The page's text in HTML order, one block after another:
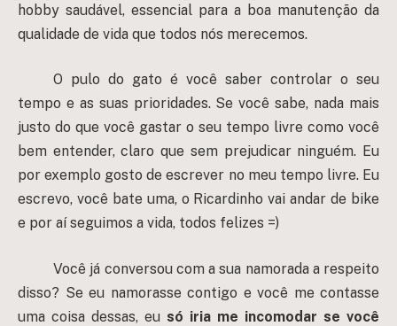
hobby saudável, essencial para a boa manutenção da
qualidade de vida que todos nós merecemos.
O pulo do gato é você saber controlar o seu
tempo e as suas prioridades. Se você sabe, nada mais
justo do que você gastar o seu tempo livre como você
bem entender, claro que sem prejudicar ninguém. Eu
por exemplo gosto de escrever no meu tempo livre. Eu
escrevo, você bate uma, o Ricardinho vai andar de bike
e por aí seguimos a vida, todos felizes =)
Você já conversou com a sua namorada a respeito
disso? Se eu namorasse contigo e você me contasse
uma coisa dessas, eu só iria me incomodar se você